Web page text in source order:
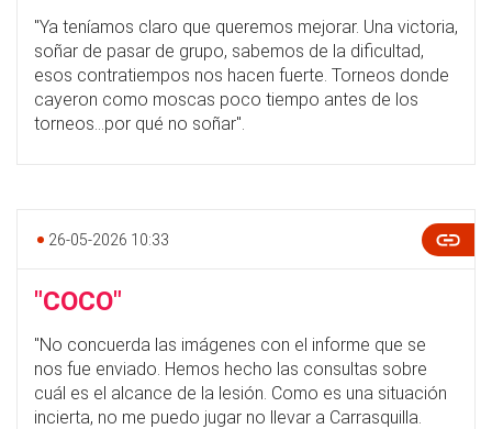
"Ya teníamos claro que queremos mejorar. Una victoria,
soñar de pasar de grupo, sabemos de la dificultad,
esos contratiempos nos hacen fuerte. Torneos donde
cayeron como moscas poco tiempo antes de los
torneos...por qué no soñar".
26-05-2026 10:33
"COCO"
"No concuerda las imágenes con el informe que se
nos fue enviado. Hemos hecho las consultas sobre
cuál es el alcance de la lesión. Como es una situación
incierta, no me puedo jugar no llevar a Carrasquilla.